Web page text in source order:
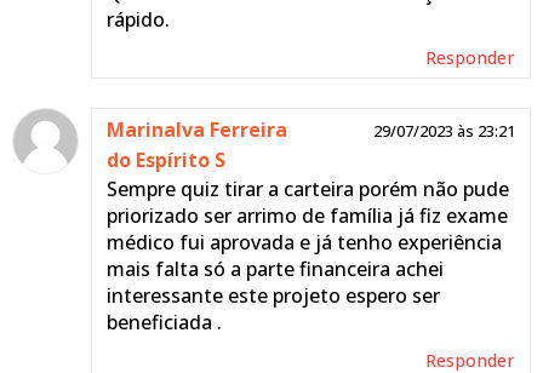
rápido.
Responder
Marinalva Ferreira
do Espírito S
29/07/2023 às 23:21
Sempre quiz tirar a carteira porém não pude
priorizado ser arrimo de família já fiz exame
médico fui aprovada e já tenho experiência
mais falta só a parte financeira achei
interessante este projeto espero ser
beneficiada .
Responder